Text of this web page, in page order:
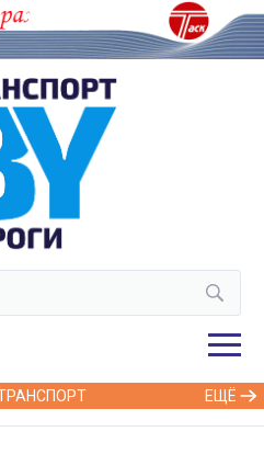
ЕЩЁ